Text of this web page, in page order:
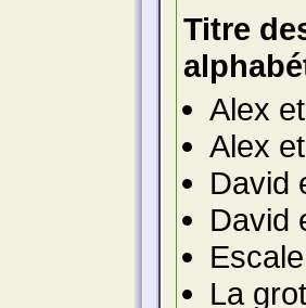
Titre
Alex
Alex
David
David
La